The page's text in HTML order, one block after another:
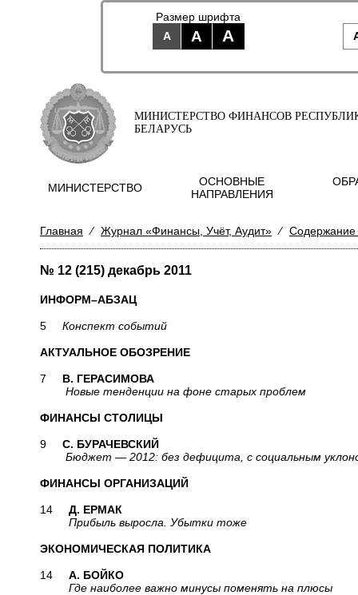
Размер шрифта
A
A A
МИНИСТЕРСТВО ФИНАНСОВ
БЕЛАРУСЬ
МИНИСТЕРСТВО
ОСНОВНЫЕ
НАПРАВЛЕНИЯ
Главная ⁄ Журнал «Финансы, Учёт, Аудит» ⁄
№ 12 (215) декабрь 2011
ИНФОРМ–АБЗАЦ
5 Конспект событий
АКТУАЛЬНОЕ ОБОЗРЕНИЕ
7 В. ГЕРАСИМОВА
Новые тенденции на фоне старых проблем
ФИНАНСЫ СТОЛИЦЫ
9 С. БУРАЧЕВСКИЙ
Бюджет — 2012: без дефицита, с социальным
ФИНАНСЫ ОРГАНИЗАЦИЙ
14 Д. ЕРМАК
Прибыль выросла. Убытки тоже
ЭКОНОМИЧЕСКАЯ ПОЛИТИКА
14 А. БОЙКО
Где наиболее важно минусы поменять на плюсы